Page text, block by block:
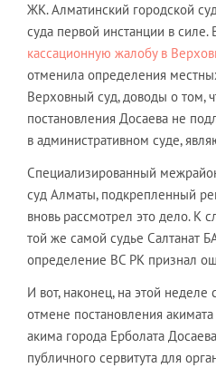
ЖК. Алматинский городской
суда первой инстанции в силе.
кассационную жалобу в
отменила определения
Верховный суд, доводы о том,
постановления Досаева не
в административном суде,
Специализированный
суд Алматы, подкрепленный
вновь рассмотрел это дело. К
той же самой судье Салтанат
определение ВС РК признал
И вот, наконец, на этой
отмене постановления
акима города Ерболата
публичного сервитута для